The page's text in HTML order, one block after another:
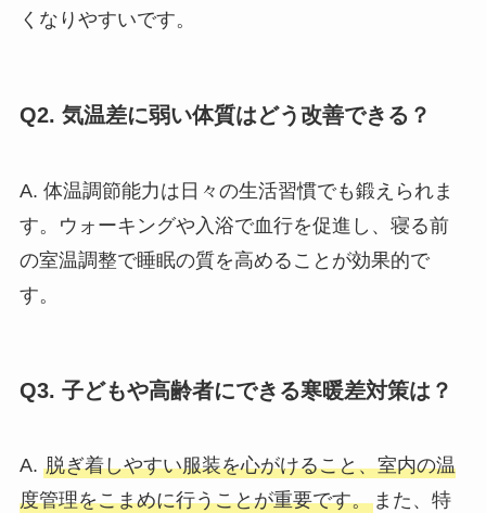
くなりやすいです。
Q2. 気温差に弱い体質はどう改善できる？
A. 体温調節能力は日々の生活習慣でも鍛えられま
す。ウォーキングや入浴で血行を促進し、寝る前
の室温調整で睡眠の質を高めることが効果的で
す。
Q3. 子どもや高齢者にできる寒暖差対策は？
A. 脱ぎ着しやすい服装を心がけること、室内の温
度管理をこまめに行うことが重要です。また、特